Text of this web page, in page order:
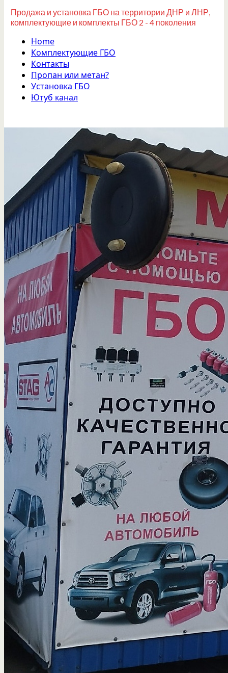
Продажа и установка ГБО на территории ДНР и ЛНР,
комплектующие и комплекты ГБО 2 - 4 поколения
Home
Комплектующие ГБО
Контакты
Пропан или метан?
Установка ГБО
Ютуб канал